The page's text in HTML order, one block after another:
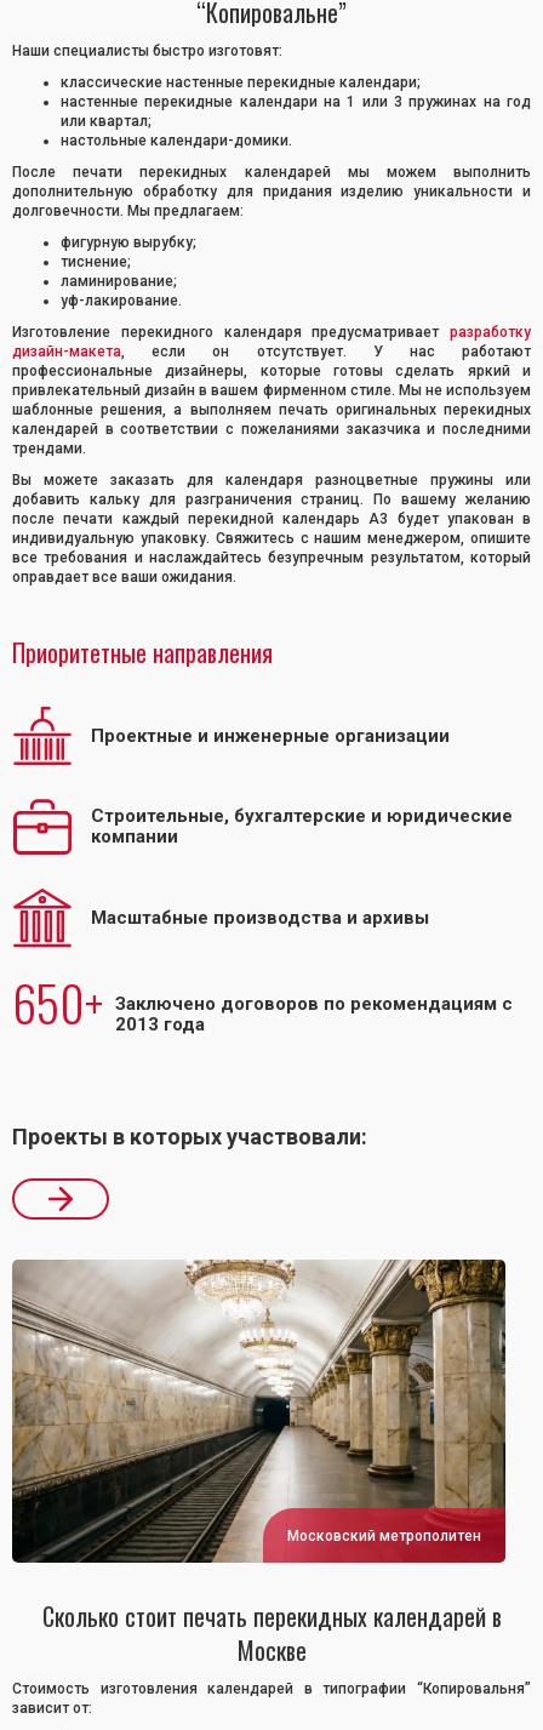
“Копировальне”
Наши специалисты быстро изготовят:
классические настенные перекидные календари;
настенные перекидные календари на 1 или 3 пружинах на год
или квартал;
настольные календари-домики.
После печати перекидных календарей мы можем выполнить
дополнительную обработку для придания изделию уникальности и
долговечности. Мы предлагаем:
фигурную вырубку;
тиснение;
ламинирование;
уф-лакирование.
Изготовление перекидного календаря предусматривает разработку
дизайн-макета, если он отсутствует. У нас работают
профессиональные дизайнеры, которые готовы сделать яркий и
привлекательный дизайн в вашем фирменном стиле. Мы не используем
шаблонные решения, а выполняем печать оригинальных перекидных
календарей в соответствии с пожеланиями заказчика и последними
трендами.
Вы можете заказать для календаря разноцветные пружины или
добавить кальку для разграничения страниц. По вашему желанию
после печати каждый перекидной календарь А3 будет упакован в
индивидуальную упаковку. Свяжитесь с нашим менеджером, опишите
все требования и наслаждайтесь безупречным результатом, который
оправдает все ваши ожидания.
Приоритетные направления
Проектные и инженерные организации
Строительные, бухгалтерские и юридические
компании
Масштабные производства и архивы
650+
Заключено договоров по рекомендациям с
2013 года
Проекты в которых участвовали:
Московский метрополитен
Сколько стоит печать перекидных календарей в
Москве
Стоимость изготовления календарей в типографии “Копировальня”
зависит от: